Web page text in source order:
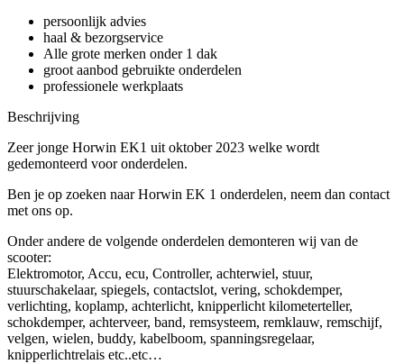
persoonlijk advies
haal & bezorgservice
Alle grote merken onder 1 dak
groot aanbod gebruikte onderdelen
professionele werkplaats
Beschrijving
Zeer jonge Horwin EK1 uit oktober 2023 welke wordt
gedemonteerd voor onderdelen.
Ben je op zoeken naar Horwin EK 1 onderdelen, neem dan contact
met ons op.
Onder andere de volgende onderdelen demonteren wij van de
scooter:
Elektromotor, Accu, ecu, Controller, achterwiel, stuur,
stuurschakelaar, spiegels, contactslot, vering, schokdemper,
verlichting, koplamp, achterlicht, knipperlicht kilometerteller,
schokdemper, achterveer, band, remsysteem, remklauw, remschijf,
velgen, wielen, buddy, kabelboom, spanningsregelaar,
knipperlichtrelais etc..etc…